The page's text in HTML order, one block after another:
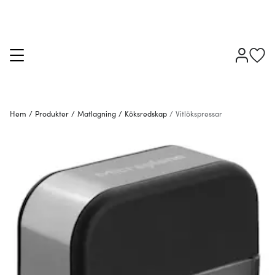
Hem / Produkter / Matlagning / Köksredskap / Vitlökspressar